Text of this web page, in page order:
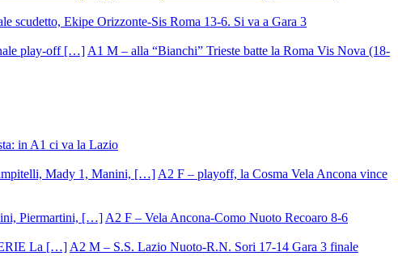
scudetto, Ekipe Orizzonte-Sis Roma 13-6. Si va a Gara 3
A1 M – alla “Bianchi” Trieste batte la Roma Vis Nova (18-
in A1 ci va la Lazio
A2 F – playoff, la Cosma Vela Ancona vince
A2 F – Vela Ancona-Como Nuoto Recoaro 8-6
A2 M – S.S. Lazio Nuoto-R.N. Sori 17-14 Gara 3 finale